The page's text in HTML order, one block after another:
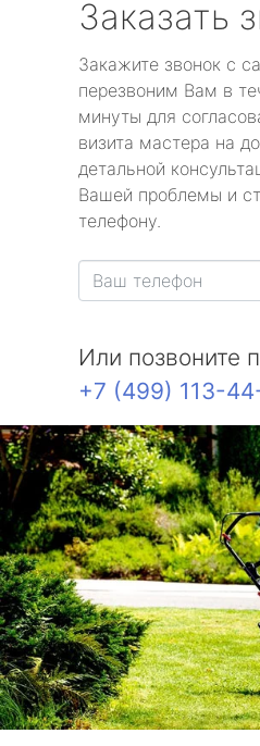
Заказать
Закажите звонок с
перезвоним Вам в
минуты для
визита мастера на
детальной
Вашей проблемы и
телефону.
Или позвоните
+7 (499) 113-